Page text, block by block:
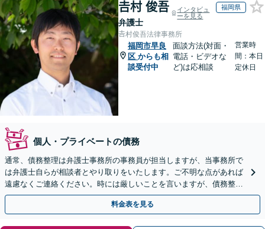
𠮷村 俊吾
弁護士
インタビュ
ーを見る
福岡県
𠮷村俊吾法律事務所
福岡市早良
区 からも相
談受付中
面談方法(対面・
電話・ビデオな
ど)は応相談
営業時
間：本日
定休日
個人・プライベートの債務
通常、債務整理は弁護士事務所の事務員が担当しますが、当事務所で
は弁護士自らが相談者とやり取りをいたします。ご不明な点があれば
遠慮なくご連絡ください。時には厳しいことを言いますが、債務整理
には相談者様のご協力が必要不可欠です。
料金表を見る